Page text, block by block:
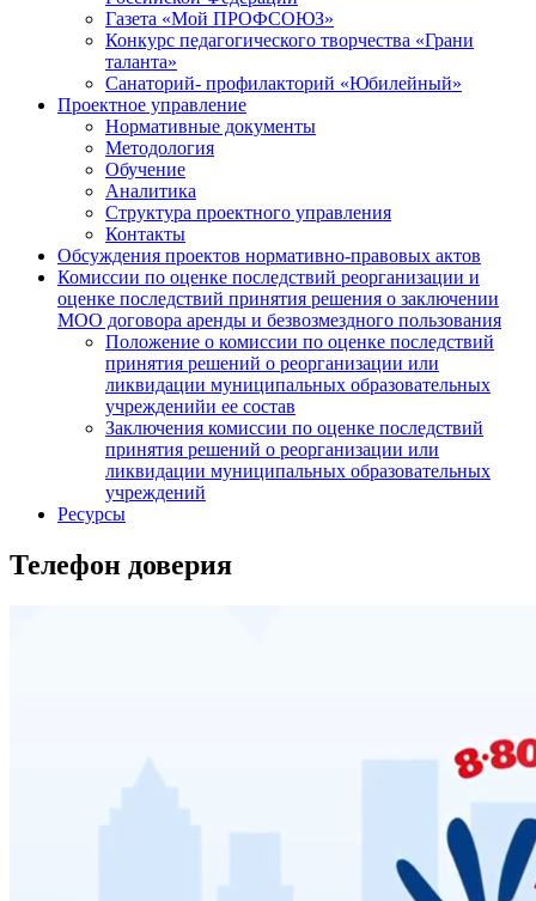
Газета «Мой ПРОФСОЮЗ»
Конкурс педагогического творчества «Грани
таланта»
Санаторий- профилакторий «Юбилейный»
Проектное управление
Нормативные документы
Методология
Обучение
Аналитика
Структура проектного управления
Контакты
Обсуждения проектов нормативно-правовых актов
Комиссии по оценке последствий реорганизации и
оценке последствий принятия решения о заключении
МОО договора аренды и безвозмездного пользования
Положение о комиссии по оценке последствий
принятия решений о реорганизации или
ликвидации муниципальных образовательных
учрежденийи ее состав
Заключения комиссии по оценке последствий
принятия решений о реорганизации или
ликвидации муниципальных образовательных
учреждений
Ресурсы
Телефон доверия